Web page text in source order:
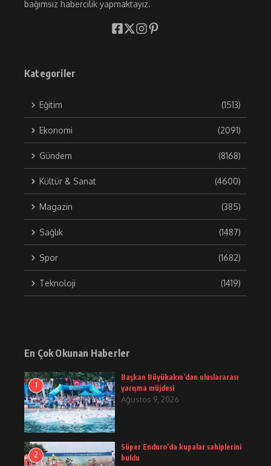
bağımsız habercilik yapmaktayız.
Kategoriler
Eğitim (1513)
Ekonomi (2091)
Gündem (8168)
Kültür & Sanat (4600)
Magazin (385)
Sağlık (1487)
Spor (1682)
Teknoloji (1419)
En Çok Okunan Haberler
1
Başkan Büyükakın’dan uluslararası
yarışma müjdesi
Ağustos 9, 2026
2
Süper Enduro’da kupalar sahiplerini
buldu